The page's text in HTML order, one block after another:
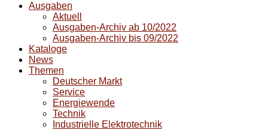
Ausgaben
Aktuell
Ausgaben-Archiv ab 10/2022
Ausgaben-Archiv bis 09/2022
Kataloge
News
Themen
Deutscher Markt
Service
Energiewende
Technik
Industrielle Elektrotechnik